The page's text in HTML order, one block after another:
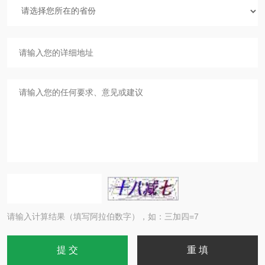
请输入计算结果（填写阿拉伯数字），如：三加四=7